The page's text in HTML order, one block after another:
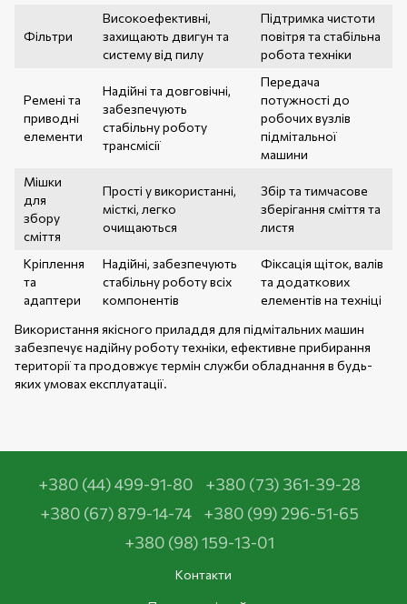
Фільтри
Високоефективні,
захищають двигун та
систему від пилу
Підтримка чистоти
повітря та стабільна
робота техніки
Ремені та
приводні
елементи
Надійні та довговічні,
забезпечують
стабільну роботу
трансмісії
Передача
потужності до
робочих вузлів
підмітальної
машини
Мішки
для
збору
сміття
Прості у використанні,
місткі, легко
очищаються
Збір та тимчасове
зберігання сміття та
листя
Кріплення
та
адаптери
Надійні, забезпечують
стабільну роботу всіх
компонентів
Фіксація щіток, валів
та додаткових
елементів на техніці
Використання якісного приладдя для підмітальних машин
забезпечує надійну роботу техніки, ефективне прибирання
території та продовжує термін служби обладнання в будь-
яких умовах експлуатації.
+380 (44) 499-91-80
+380 (73) 361-39-28
+380 (67) 879-14-74
+380 (99) 296-51-65
+380 (98) 159-13-01
Контакти